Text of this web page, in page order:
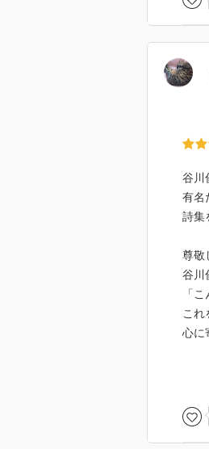
そ
谷川
有名
詩集
尊敬
谷川
「
これ
心に
みた
人